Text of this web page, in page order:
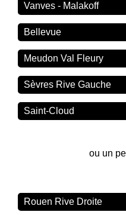
Vanves - Malakoff
Bellevue
Meudon Val Fleury
Sèvres Rive Gauche
Saint-Cloud
ou un
Rouen Rive Droite